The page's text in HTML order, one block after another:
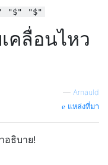
"$" "$"
คลื่อนไหว
— Arnauld
แหล่งที่มา
ธิบาย!